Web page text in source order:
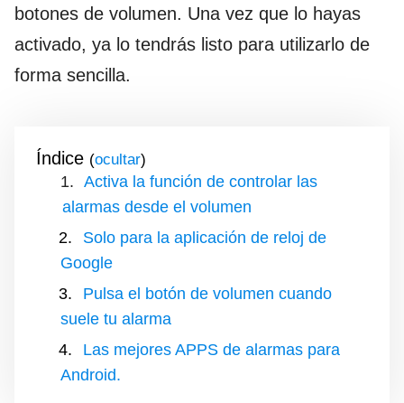
botones de volumen. Una vez que lo hayas
activado, ya lo tendrás listo para utilizarlo de
forma sencilla.
Índice ( )
Activa la función de controlar las
alarmas desde el volumen
Solo para la aplicación de reloj de
Google
Pulsa el botón de volumen cuando
suele tu alarma
Las mejores APPS de alarmas para
Android.